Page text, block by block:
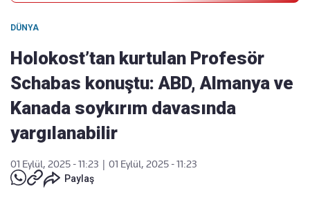
DÜNYA
Holokost’tan kurtulan Profesör
Schabas konuştu: ABD, Almanya ve
Kanada soykırım davasında
yargılanabilir
01 Eylül, 2025 - 11:23
01 Eylül, 2025 - 11:23
Paylaş